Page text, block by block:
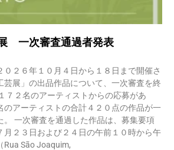
一次審査通過者発表
０２６年１０月４日から１８日まで開催さ
芸展」の出品作品について、一次審査を終
７２名のアーティストからの応募があ
のアーティストの合計４２０点の作品が一
。 一次審査を通過した作品は、募集要項
月２３日および２４日の午前１０時から午
Rua São Joaquim,